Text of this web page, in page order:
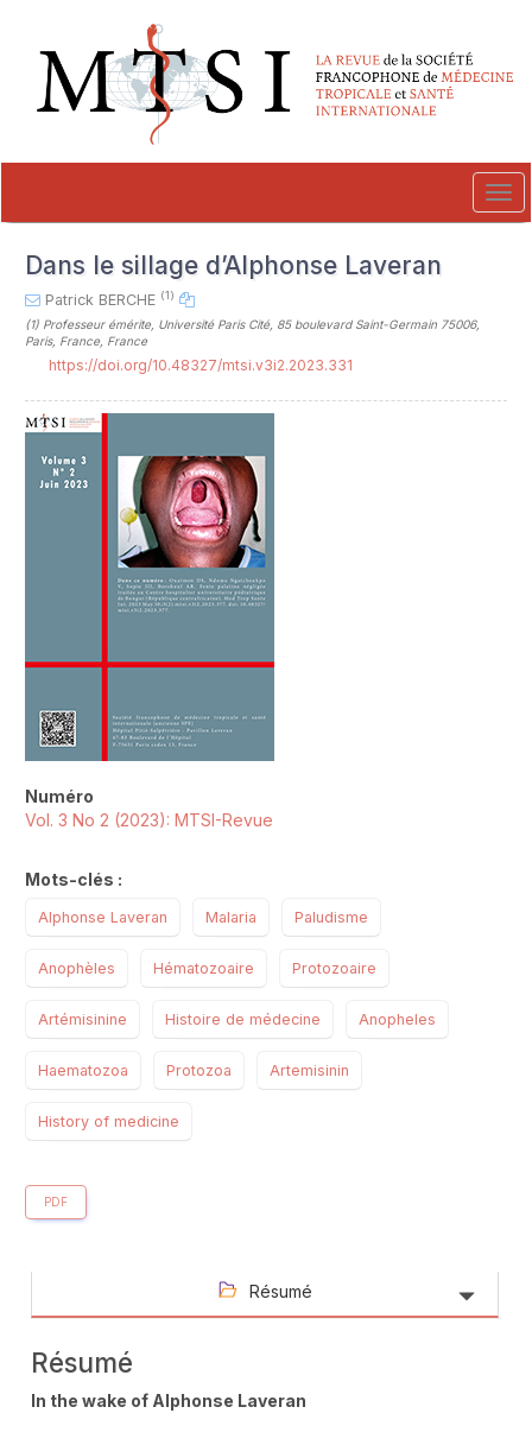
##plugins.themes.novelty.accessible_menu.main_navigation##
##plugins.themes.novelty.accessible_menu.main_content##
##plugins.themes.novelty.accessible_menu.sidebar##
Dans le sillage d’Alphonse Laveran
Patrick BERCHE (1)
(1) Professeur émérite, Université Paris Cité, 85 boulevard Saint-Germain 75006,
Paris, France, France
https://doi.org/10.48327/mtsi.v3i2.2023.331
Numéro
Vol. 3 No 2 (2023): MTSI-Revue
Mots-clés :
Alphonse Laveran Malaria Paludisme
Anophèles Hématozoaire Protozoaire
Artémisinine Histoire de médecine Anopheles
Haematozoa Protozoa Artemisinin
History of medicine
PDF
Résumé
Résumé
In the wake of Alphonse Laveran